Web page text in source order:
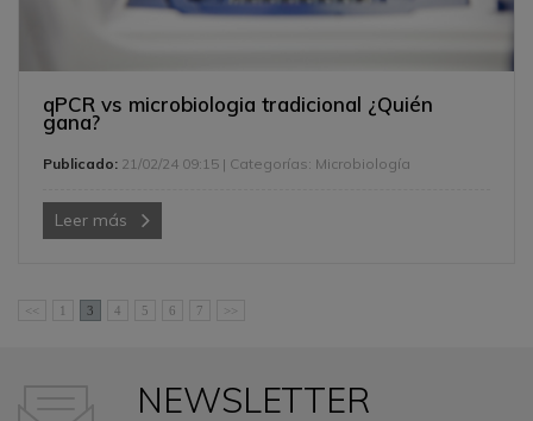
qPCR vs microbiologia tradicional ¿Quién
gana?
Publicado: 21/02/24 09:15 | Categorías: Microbiología
Leer más
<< 1 3 4 5 6 7 >>
NEWSLETTER